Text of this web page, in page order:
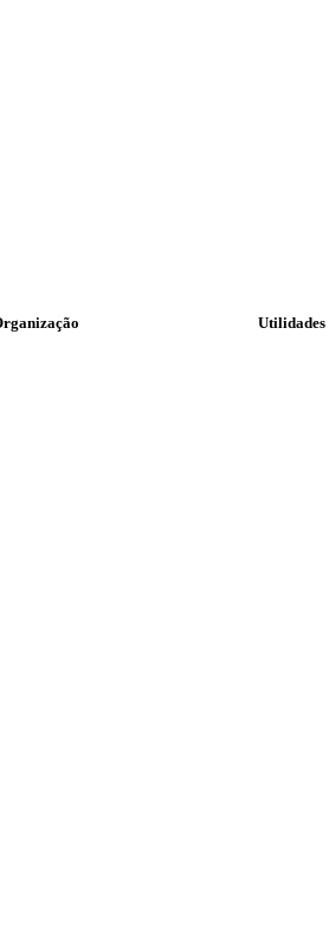
Utilidades